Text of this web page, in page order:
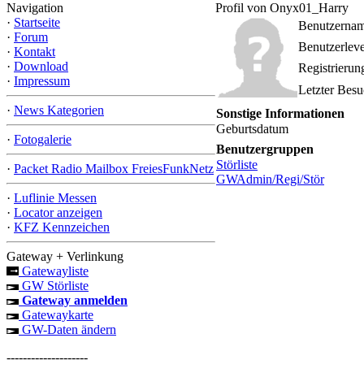
Navigation
· Startseite
· Forum
· Kontakt
· Download
· Impressum
· News Kategorien
· Fotogalerie
· Packet Radio Mailbox FreiesFunkNetz
· Luflinie Messen
· Locator anzeigen
· KFZ Kennzeichen
Gateway + Verlinkung
Gatewayliste
GW Störliste
Gateway anmelden
Gatewaykarte
GW-Daten ändern
--------------------
Profil von Onyx01_Harry
Letzter
Sonstige Informationen
Geburtsdatum
Benutzergruppen
Störliste
GWAdmin/Regi/Stör